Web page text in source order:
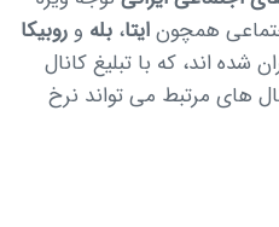
همچونایتا، بله و روبیکا
اند، که با تبلیغ کانال
های مرتبط می تواند نرخ